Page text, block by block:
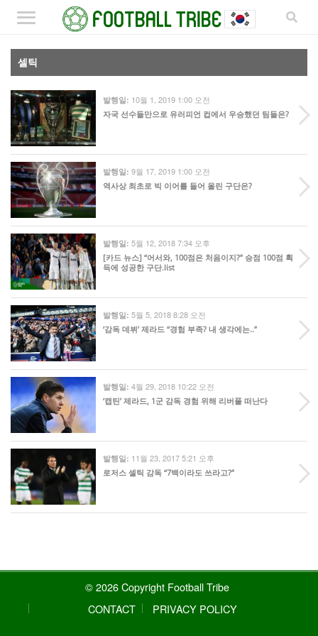
셀틱
발행일: 10월 1, 2019 1:00 오전
자국 선수들만으로 유러피언 컵에서 우승했던 팀들은?
발행일: 9월 17, 2019 1:00 오전
역사상 최초로 빅 이어를 들어 올린 구단은?
발행일: 5월 12, 2018 7:34 오후
[카드 뉴스] “어서와, 100점은 처음이지?” 승점 100점 획
득에 성공한 구단.list
발행일: 5월 5, 2018 8:28 오전
‘감독 데뷔’ 제라드 “경험 부족? 내 생각에는..”
발행일: 4월 29, 2018 10:22 오전
‘캡틴’ 제라드, 1군 감독 경험 위해 리버풀 떠난다
발행일: 11월 23, 2017 5:21 오후
로저스 셀틱 감독 “7백이라도 쓰라고?”
© 2026 Copyright Football Tribe
CONTACT
PRIVACY POLICY